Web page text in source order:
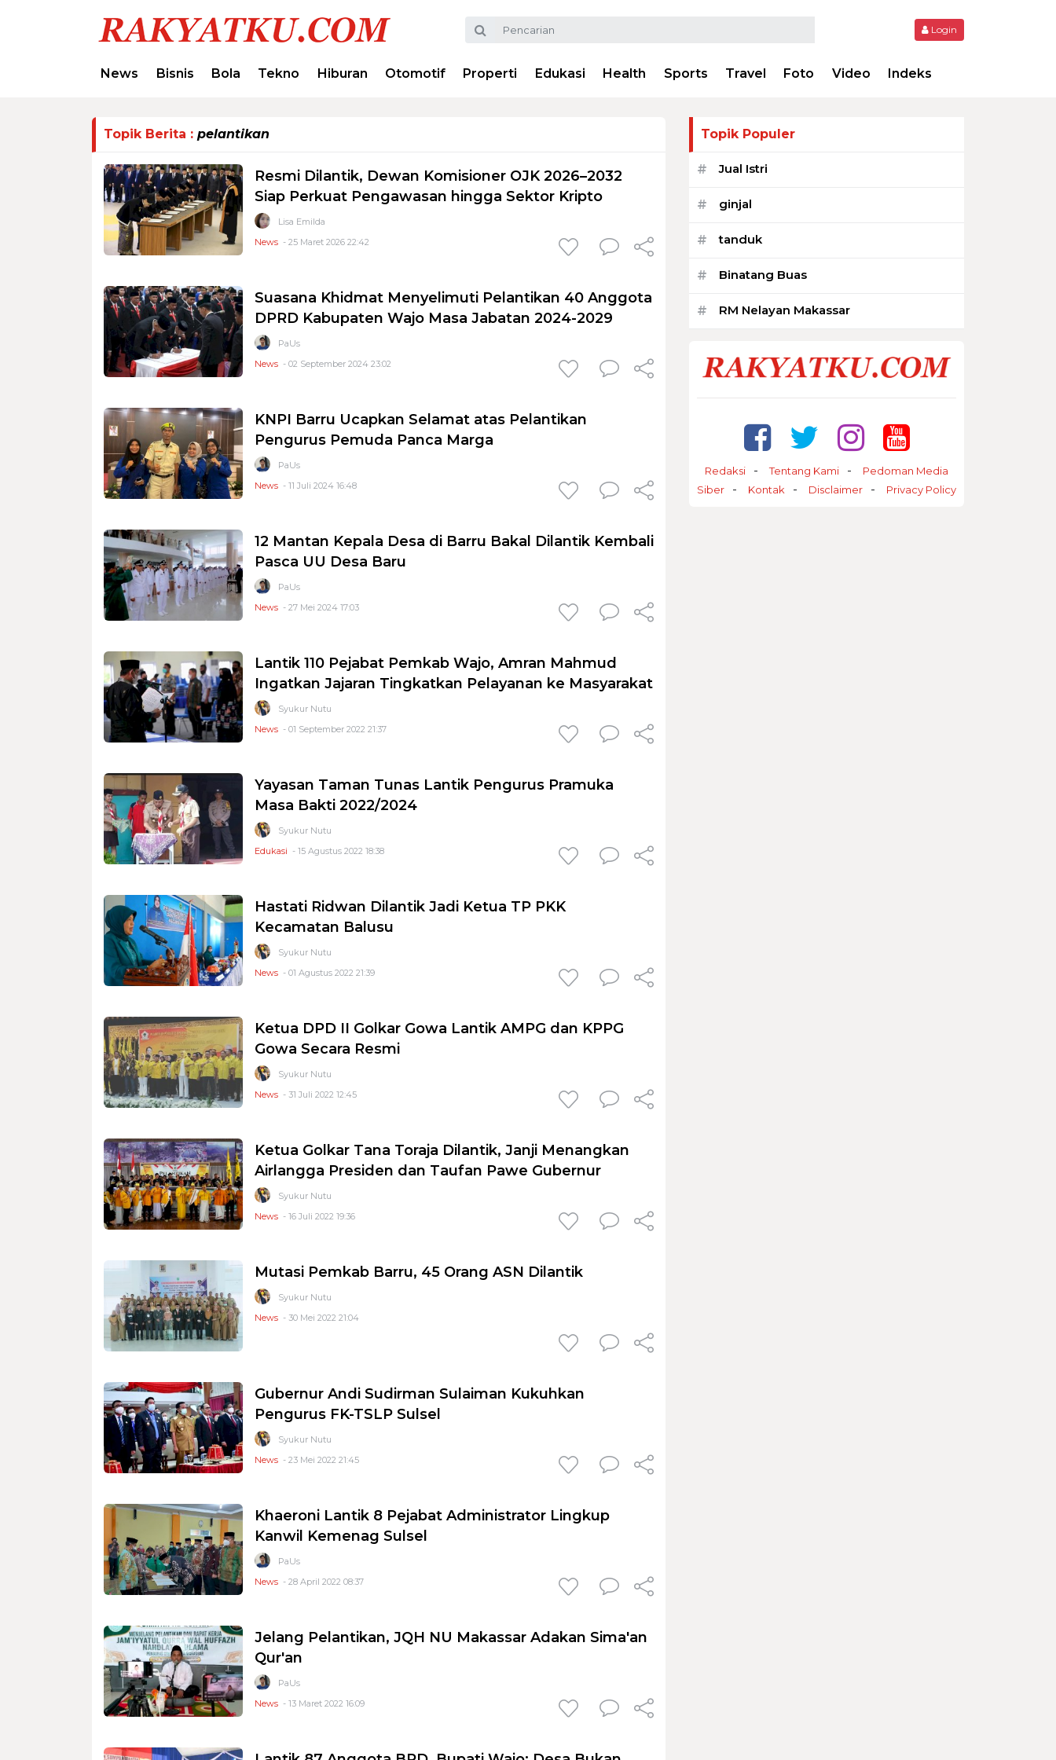
Login
News Bisnis Bola Tekno Hiburan Otomotif Properti Edukasi Health Sports Travel Foto Video Indeks
Topik Berita : pelantikan
Resmi Dilantik, Dewan Komisioner OJK 2026–2032
Siap Perkuat Pengawasan hingga Sektor Kripto
Lisa Emilda
News - 25 Maret 2026 22:42
Suasana Khidmat Menyelimuti Pelantikan 40 Anggota
DPRD Kabupaten Wajo Masa Jabatan 2024-2029
PaUs
News - 02 September 2024 23:02
KNPI Barru Ucapkan Selamat atas Pelantikan
Pengurus Pemuda Panca Marga
PaUs
News - 11 Juli 2024 16:48
12 Mantan Kepala Desa di Barru Bakal Dilantik Kembali
Pasca UU Desa Baru
PaUs
News - 27 Mei 2024 17:03
Lantik 110 Pejabat Pemkab Wajo, Amran Mahmud
Ingatkan Jajaran Tingkatkan Pelayanan ke Masyarakat
Syukur Nutu
News - 01 September 2022 21:37
Yayasan Taman Tunas Lantik Pengurus Pramuka
Masa Bakti 2022/2024
Syukur Nutu
Edukasi - 15 Agustus 2022 18:38
Hastati Ridwan Dilantik Jadi Ketua TP PKK
Kecamatan Balusu
Syukur Nutu
News - 01 Agustus 2022 21:39
Ketua DPD II Golkar Gowa Lantik AMPG dan KPPG
Gowa Secara Resmi
Syukur Nutu
News - 31 Juli 2022 12:45
Ketua Golkar Tana Toraja Dilantik, Janji Menangkan
Airlangga Presiden dan Taufan Pawe Gubernur
Syukur Nutu
News - 16 Juli 2022 19:36
Mutasi Pemkab Barru, 45 Orang ASN Dilantik
Syukur Nutu
News - 30 Mei 2022 21:04
Gubernur Andi Sudirman Sulaiman Kukuhkan
Pengurus FK-TSLP Sulsel
Syukur Nutu
News - 23 Mei 2022 21:45
Khaeroni Lantik 8 Pejabat Administrator Lingkup
Kanwil Kemenag Sulsel
PaUs
News - 28 April 2022 08:37
Jelang Pelantikan, JQH NU Makassar Adakan Sima'an
Qur'an
PaUs
News - 13 Maret 2022 16:09
Topik Populer
# Jual Istri
# ginjal
# tanduk
# Binatang Buas
# RM Nelayan Makassar
Redaksi Tentang Kami
Pedoman Media
Siber
Kontak Disclaimer Privacy Policy